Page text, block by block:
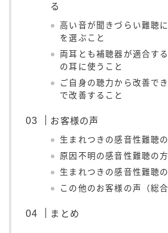
る
高い音が聞きづらい難聴
を選ぶこと
両耳とも補聴器が適合す
の耳に使うこと
ご自身の聴力から改善で
で改善すること
お客様の声
生まれつきの感音性難聴
原因不明の感音性難聴の方
生まれつきの感音性難聴
この他のお客様の声（総合
まとめ